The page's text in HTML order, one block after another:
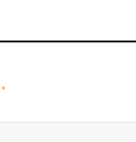
*